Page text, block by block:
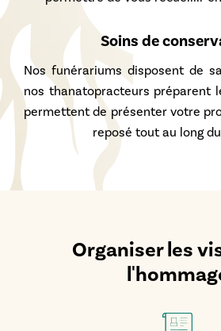
Soins de
Nos funérariums disposent de
nos thanatopracteurs préparent
permettent de présenter votre
reposé tout au long
Organiser les